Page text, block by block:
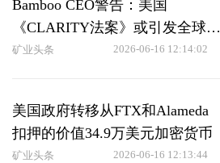
Bamboo CEO警告：美国
《CLARITY法案》或引发全球加
密货币监管变革
矿业头条 2026-06-16 12:14:02
美国政府转移从FTX和Alameda
扣押的价值34.9万美元加密货币
矿业头条 2026-06-16 12:13:44